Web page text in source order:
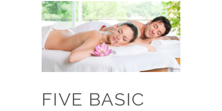
FIVE BASIC